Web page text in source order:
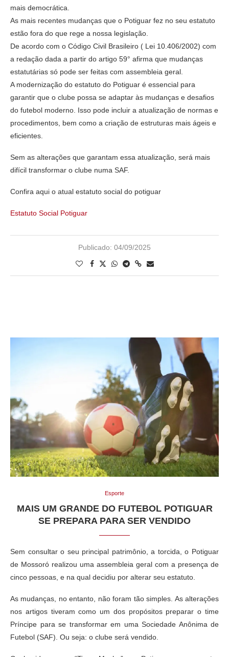
mais democrática.
As mais recentes mudanças que o Potiguar fez no seu estatuto
estão fora do que rege a nossa legislação.
De acordo com o Código Civil Brasileiro ( Lei 10.406/2002) com
a redação dada a partir do artigo 59° afirma que mudanças
estatutárias só pode ser feitas com assembleia geral.
A modernização do estatuto do Potiguar é essencial para
garantir que o clube possa se adaptar às mudanças e desafios
do futebol moderno. Isso pode incluir a atualização de normas e
procedimentos, bem como a criação de estruturas mais ágeis e
eficientes.
Sem as alterações que garantam essa atualização, será mais
difícil transformar o clube numa SAF.
Confira aqui o atual estatuto social do potiguar
Estatuto Social Potiguar
Publicado: 04/09/2025
Esporte
MAIS UM GRANDE DO FUTEBOL POTIGUAR
SE PREPARA PARA SER VENDIDO
Sem consultar o seu principal patrimônio, a torcida, o Potiguar
de Mossoró realizou uma assembleia geral com a presença de
cinco pessoas, e na qual decidiu por alterar seu estatuto.
As mudanças, no entanto, não foram tão simples. As alterações
nos artigos tiveram como um dos propósitos preparar o time
Príncipe para se transformar em uma Sociedade Anônima de
Futebol (SAF). Ou seja: o clube será vendido.